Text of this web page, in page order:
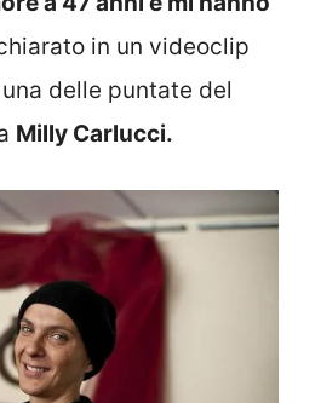
in un videoclip
delle puntate del
Milly Carlucci.